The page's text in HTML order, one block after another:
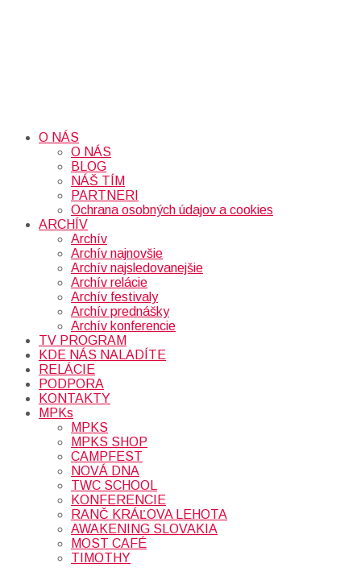
O NÁS
O NÁS
BLOG
NÁŠ TÍM
PARTNERI
Ochrana osobných údajov a cookies
ARCHÍV
Archív
Archív najnovšie
Archív najsledovanejšie
Archív relácie
Archív festivaly
Archív prednášky
Archív konferencie
TV PROGRAM
KDE NÁS NALADÍTE
RELÁCIE
PODPORA
KONTAKTY
MPKs
MPKS
MPKS SHOP
CAMPFEST
NOVÁ DNA
TWC SCHOOL
KONFERENCIE
RANČ KRÁĽOVA LEHOTA
AWAKENING SLOVAKIA
MOST CAFÉ
TIMOTHY